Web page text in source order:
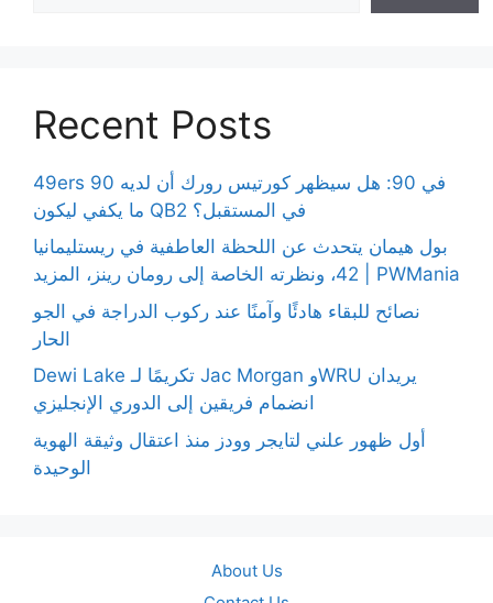
Recent Posts
49ers 90 في 90: هل سيظهر كورتيس رورك أن لديه
ما يكفي ليكون QB2 في المستقبل؟
بول هيمان يتحدث عن اللحظة العاطفية في ريستليمانيا
42، ونظرته الخاصة إلى رومان رينز، المزيد | PWMania
نصائح للبقاء هادئًا وآمنًا عند ركوب الدراجة في الجو
الحار
Dewi Lake تكريمًا لـ Jac Morgan وWRU يريدان
انضمام فريقين إلى الدوري الإنجليزي
أول ظهور علني لتايجر وودز منذ اعتقال وثيقة الهوية
الوحيدة
About Us